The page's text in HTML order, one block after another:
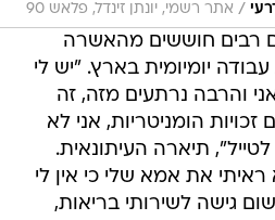
/ אתר רשמי, יונתן זינדל, פלאש 90
רבים חוששים מהאשרה
יומיומית בארץ. "יש לי
והרבה נרתעים מזה, זה
הומניטריות, אני לא
תיארה העיתונאית.
את אמא שלי כי אין לי
שום גישה לשירותי בריאות,